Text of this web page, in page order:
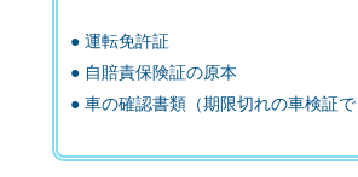
運転免許証
自賠責保険証の原本
車の確認書類（期限切れの車検証で